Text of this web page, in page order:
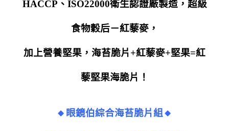
HACCP、ISO22000衛生認證廠製造，超級
食物穀后－紅藜麥，
加上營養堅果，海苔脆片+紅藜麥+堅果=紅
藜堅果海脆片！
🔸眼鏡伯綜合海苔脆片組🔸